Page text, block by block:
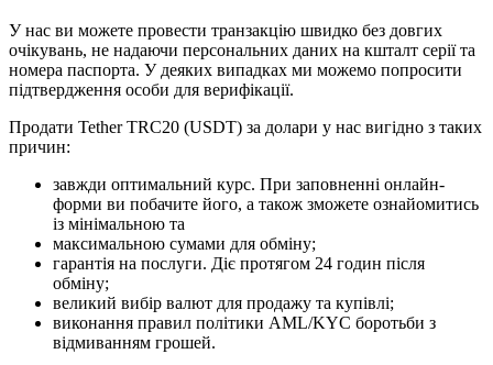
У нас ви можете провести транзакцію швидко без довгих
очікувань, не надаючи персональних даних на кшталт серії та
номера паспорта. У деяких випадках ми можемо попросити
підтвердження особи для верифікації.
Продати Tether TRC20 (USDT) за долари у нас вигідно з таких
причин:
завжди оптимальний курс. При заповненні онлайн-
форми ви побачите його, а також зможете ознайомитись
із мінімальною та
максимальною сумами для обміну;
гарантія на послуги. Діє протягом 24 годин після
обміну;
великий вибір валют для продажу та купівлі;
виконання правил політики AML/KYC боротьби з
відмиванням грошей.